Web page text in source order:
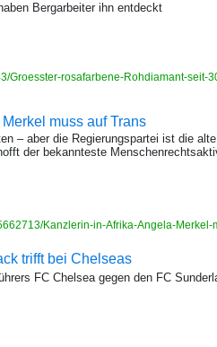
Bergarbeiter ihn entdeckt
Groesster-rosafarbene-Rohdiamant-seit-
muss auf Trans
– aber die Regierungspartei ist die
der bekannteste
Kanzlerin-in-Afrika-Angela-
trifft bei Chelseas
FC Chelsea gegen den FC